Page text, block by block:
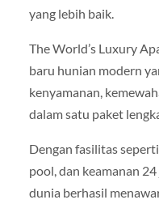
yang lebih baik.
The World’s Luxury
baru hunian modern
kenyamanan,
dalam satu paket
Dengan fasilitas
pool, dan keamanan
dunia berhasil